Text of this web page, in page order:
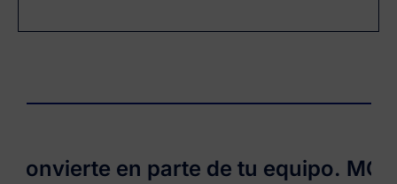
en parte de tu equipo.